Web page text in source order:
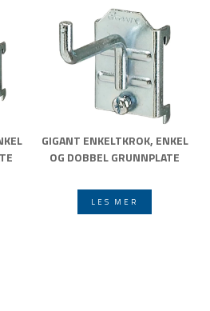
GIGANT ENKELTKROK, ENKEL
OG DOBBEL GRUNNPLATE
LES MER